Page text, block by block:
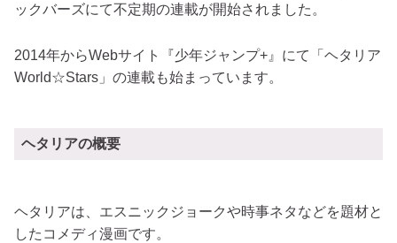
ックバーズにて不定期の連載が開始されました。
2014年からWebサイト『少年ジャンプ+』にて「ヘタリア
World☆Stars」の連載も始まっています。
ヘタリアの概要
ヘタリアは、エスニックジョークや時事ネタなどを題材と
したコメディ漫画です。